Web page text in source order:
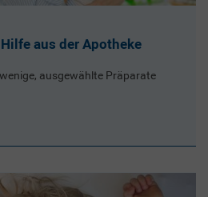
aus der Apotheke
ausgewählte Präparate